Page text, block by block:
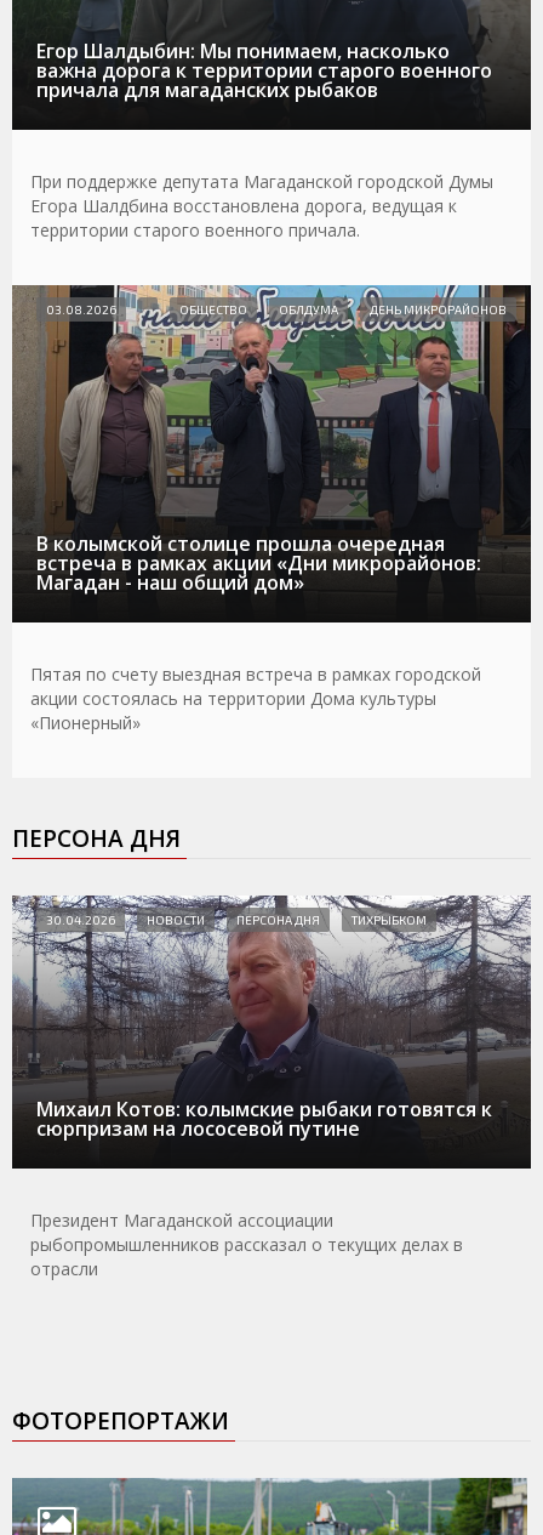
Егор Шалдыбин: Мы понимаем, насколько
важна дорога к территории старого военного
причала для магаданских рыбаков
При поддержке депутата Магаданской городской Думы
Егора Шалдбина восстановлена дорога, ведущая к
территории старого военного причала.
В колымской столице прошла очередная
встреча в рамках акции «Дни микрорайонов:
Магадан - наш общий дом»
03.08.2026 ОБЩЕСТВО ОБЛДУМА ДЕНЬ МИКРОРАЙОНОВ
Пятая по счету выездная встреча в рамках городской
акции состоялась на территории Дома культуры
«Пионерный»
ПЕРСОНА ДНЯ
Михаил Котов: колымские рыбаки готовятся к
сюрпризам на лососевой путине
30.04.2026 НОВОСТИ ПЕРСОНА ДНЯ ТИХРЫБКОМ
Президент Магаданской ассоциации
рыбопромышленников рассказал о текущих делах в
отрасли
ФОТОРЕПОРТАЖИ